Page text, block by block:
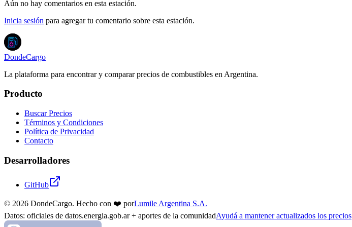
Aún no hay comentarios en esta estación.
Inicia sesión para agregar tu comentario sobre esta estación.
DondeCargo
La plataforma para encontrar y comparar precios de combustibles en Argentina.
Producto
Buscar Precios
Términos y Condiciones
Política de Privacidad
Contacto
Desarrolladores
GitHub
© 2026 DondeCargo. Hecho con ❤️ porLumile Argentina S.A.
Datos: oficiales de datos.energia.gob.ar + aportes de la comunidadAyudá a mantener actualizados los precios